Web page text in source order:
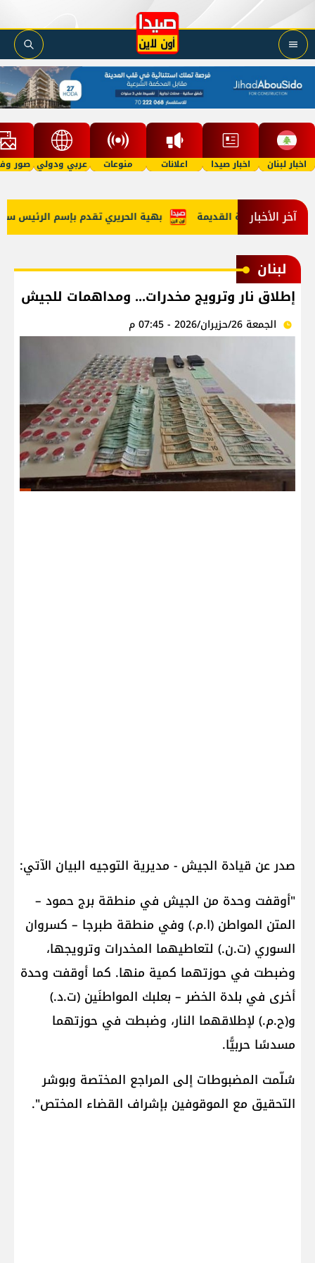
اخبار لبنان اخبار صيدا اعلانات منوعات عربي ودولي صور
آخر الأخبار بهية الحريري تقدم بإسم الرئيس سعد للمدينة القديمة
لبنان
إطلاق نار وترويج مخدرات... ومداهمات للجيش
الجمعة 26/حزيران/2026 - 07:45 م
صدر عن قيادة الجيش - مديرية التوجيه البيان الآتي:
"أوقفت وحدة من الجيش في منطقة برج حمود –
المتن المواطن (ا.م.) وفي منطقة طبرجا – كسروان
السوري (ت.ن.) لتعاطيهما المخدرات وترويجها،
وضبطت في حوزتهما كمية منها. كما أوقفت وحدة
أخرى في بلدة الخضر – بعلبك المواطنَين (ت.د.)
و(ح.م.) لإطلاقهما النار، وضبطت في حوزتهما
مسدسًا حربيًّا.
سُلّمت المضبوطات إلى المراجع المختصة وبوشر
التحقيق مع الموقوفين بإشراف القضاء المختص".